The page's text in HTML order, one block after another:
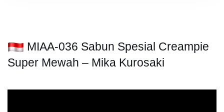
MIAA-036 Sabun Spesial Creampie
Super Mewah – Mika Kurosaki